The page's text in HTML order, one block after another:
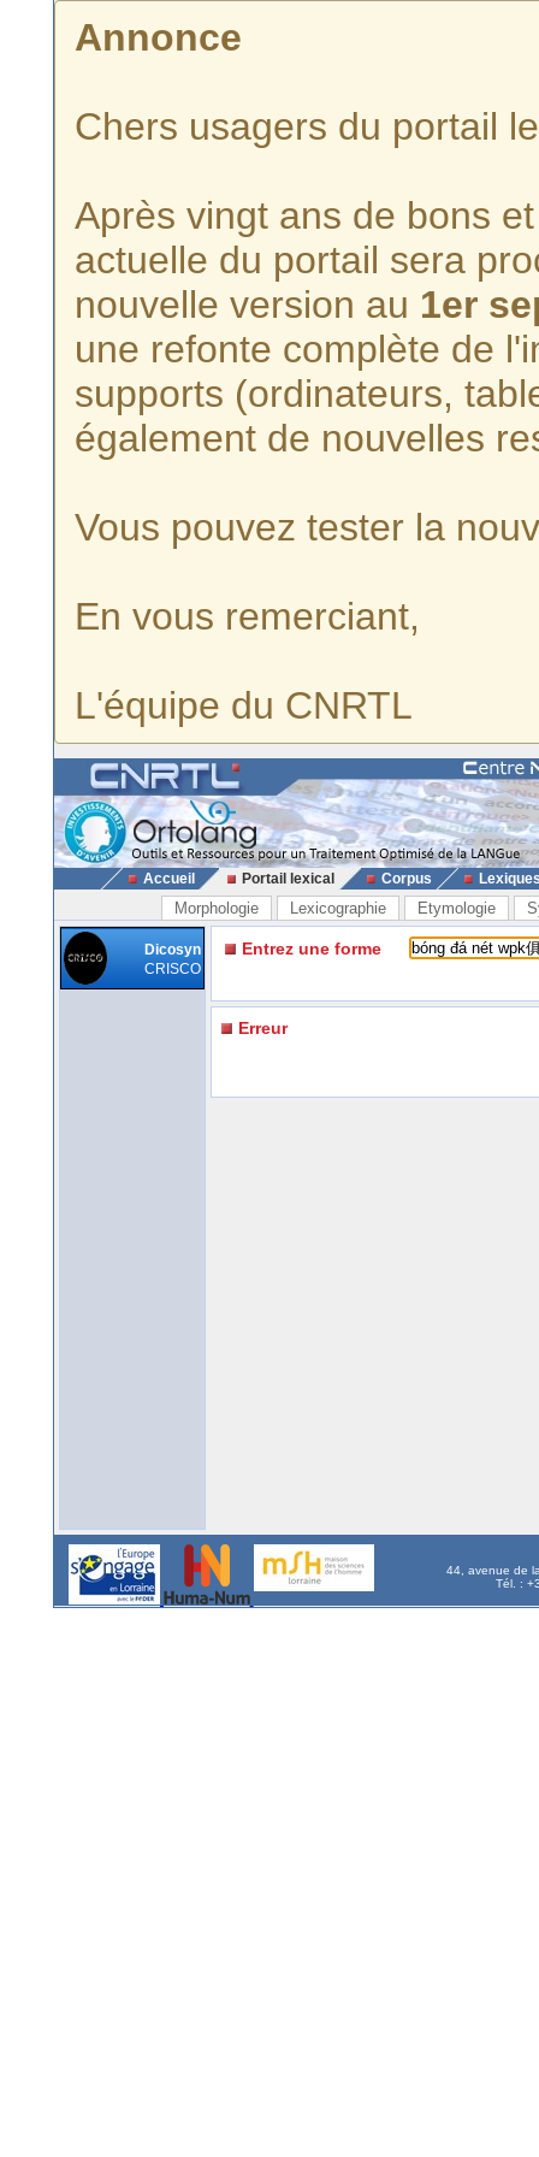
Annonce
Chers usagers du portail
Après vingt ans de bons
actuelle du portail sera
nouvelle version au 1er
une refonte complète de
supports (ordinateurs,
également de nouvelles
Vous pouvez tester la
En vous remerciant,
L'équipe du CNRTL
Accueil Portail lexical Corpus
Morphologie Lexicographie Etymologie
Dicosyn
CRISCO
Entrez une forme
Erreur
44, avenue de
Tél. :